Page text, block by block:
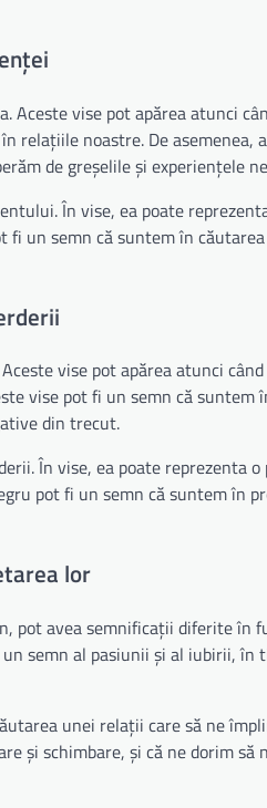
Aceste vise pot apărea atunci
relațiile noastre. De asemenea,
de greșelile și experiențele
În vise, ea poate
fi un semn că suntem în
vise pot apărea atunci
vise pot fi un semn că suntem
din trecut.
În vise, ea poate reprezenta
pot fi un semn că suntem în
lor
pot avea semnificații diferite în
semn al pasiunii și al iubirii, în
unei relații care să ne
și schimbare, și că ne dorim să